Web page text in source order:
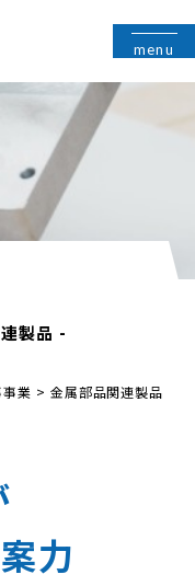
menu
製品 -
業 > 金属部品関連製品
力